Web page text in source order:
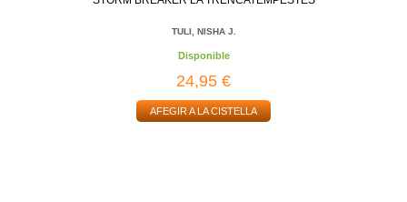
TULI, NISHA J.
Disponible
24,95 €
AFEGIR A LA CISTELLA